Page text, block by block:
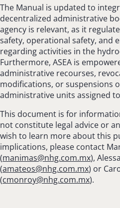
The Manual is updated to
decentralized administrative
agency is relevant, as it
safety, operational safety, and
regarding activities in the
Furthermore, ASEA is
administrative recourses,
modifications, or suspensions
administrative units assigned to
This document is for
not constitute legal advice or
wish to learn more about this
implications, please contact
(manimas@nhg.com.mx),
(amateos@nhg.com.mx) or
(cmonroy@nhg.com.mx).